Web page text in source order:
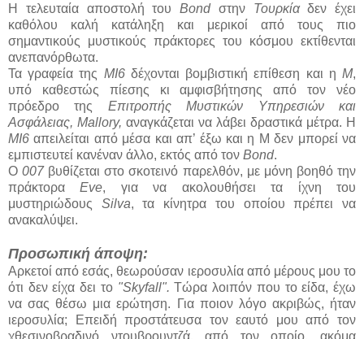
Η τελευταία αποστολή του Bondστην Τουρκίαδεν έχει
καθόλου καλή κατάληξη και μερικοί από τους πιο
σημαντικούς μυστικούς πράκτορες του κόσμου εκτίθενται
ανεπανόρθωτα.
Τα γραφεία της MI6 δέχονται βομβιστική επίθεση και ηM,
υπό καθεστώς πίεσης κι αμφισβήτησης από τον νέο
πρόεδρο της Επιτροπής Μυστικών Υπηρεσιών και
Ασφάλειας, Mallory, αναγκάζεται να λάβει δραστικά μέτρα. Η
MI6απειλείται από μέσα και απ’ έξω και η M δεν μπορεί να
εμπιστευτεί κανέναν άλλο, εκτός από τον Bond.
O 007βυθίζεται στο σκοτεινό παρελθόν, με μόνη βοηθό την
πράκτοραEve, για να ακολουθήσει τα ίχνη του
μυστηριώδους Silva, τα κίνητρα του οποίου πρέπει να
ανακαλύψει.
Προσωπική άποψη:
Αρκετοί από εσάς, θεωρούσαν ιεροσυλία από μέρους μου το
ότι δεν είχα δει το"Skyfall". Τώρα λοιπόν που το είδα, έχω
να σας θέσω μια ερώτηση. Για ποιον λόγο ακριβώς, ήταν
ιεροσυλία; Επειδή προστάτευσα τον εαυτό μου από τον
χθεσινοβραδινό ντουβρουντζά, από τον οποίο, ακόμα